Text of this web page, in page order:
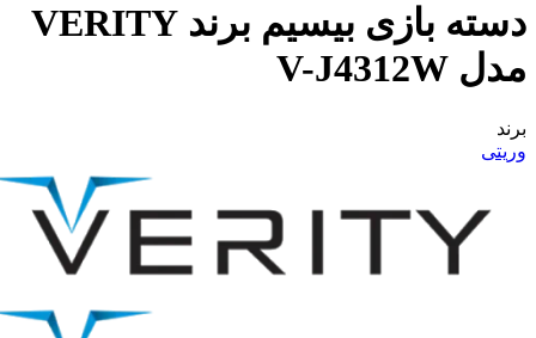
دسته بازی بیسیم برند VERITY
مدل V-J4312W
برند
وریتی